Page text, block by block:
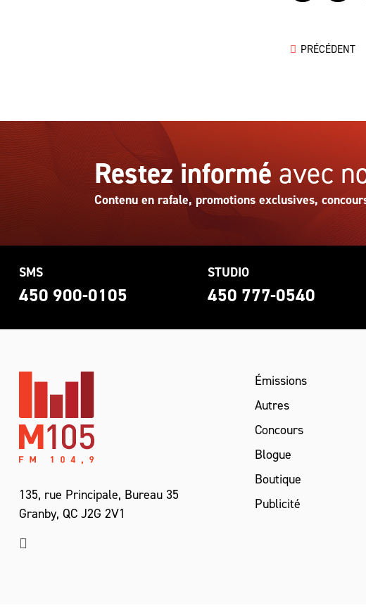
PRÉCÉDENT
Restez informé avec
Contenu en rafale, promotions exclusives,
SMS
450 900-0105
STUDIO
450 777-0540
135, rue Principale, Bureau 35
Granby, QC J2G 2V1
Émissions
Autres
Concours
Blogue
Boutique
Publicité